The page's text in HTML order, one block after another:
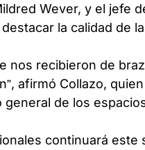
Wever, y el jefe
la calidad de
nos recibieron de
afirmó Collazo,
de los
continuará este